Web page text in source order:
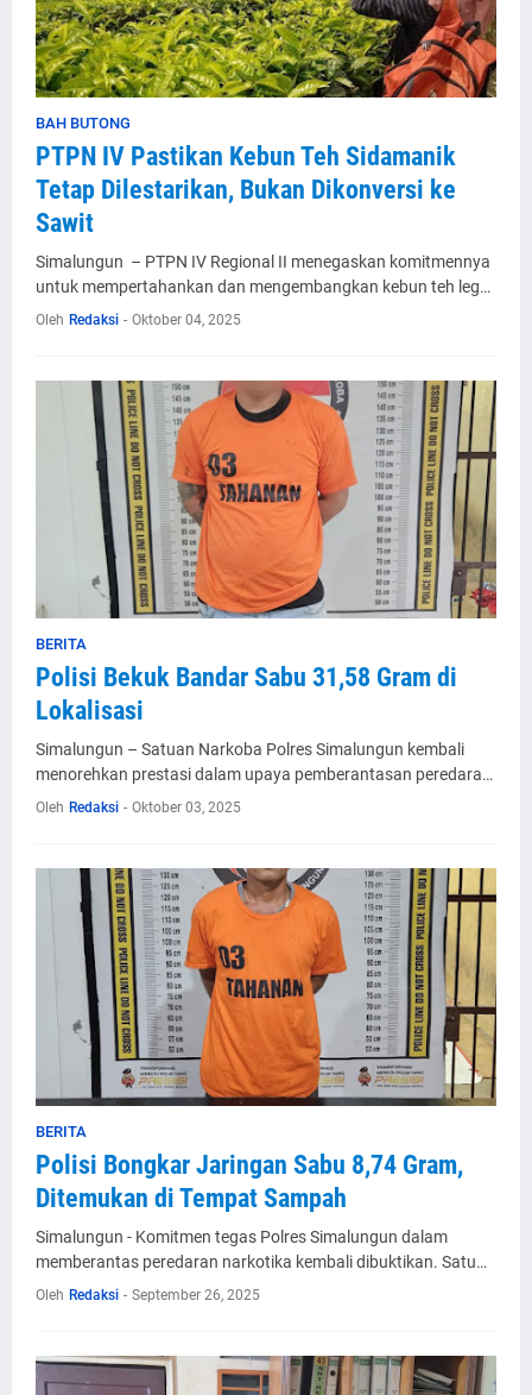
BAH BUTONG
PTPN IV Pastikan Kebun Teh Sidamanik
Tetap Dilestarikan, Bukan Dikonversi ke
Sawit
Simalungun – PTPN IV Regional II menegaskan komitmennya
untuk mempertahankan dan mengembangkan kebun teh leg…
Oleh Redaksi - Oktober 04, 2025
BERITA
Polisi Bekuk Bandar Sabu 31,58 Gram di
Lokalisasi
Simalungun – Satuan Narkoba Polres Simalungun kembali
menorehkan prestasi dalam upaya pemberantasan peredara…
Oleh Redaksi - Oktober 03, 2025
BERITA
Polisi Bongkar Jaringan Sabu 8,74 Gram,
Ditemukan di Tempat Sampah
Simalungun - Komitmen tegas Polres Simalungun dalam
memberantas peredaran narkotika kembali dibuktikan. Satu…
Oleh Redaksi - September 26, 2025